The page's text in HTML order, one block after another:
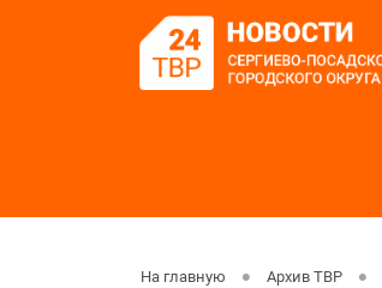
На главную Архив ТВР